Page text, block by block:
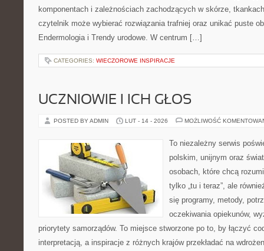
komponentach i zależnościach zachodzących w skórze,
czytelnik może wybierać rozwiązania trafniej oraz unikać puste
Endermologia i Trendy urodowe. W centrum […]
CATEGORIES: WIECZOROWE INSPIRACJE
UCZNIOWIE I ICH GŁOS
POSTED BY ADMIN LUT - 14 - 2026 MOŻLIWOŚĆ
To niezależny serwis
polskim, unijnym oraz
osobach, które chcą
tylko „tu i teraz”, ale
się programy, metody,
oczekiwania opiekunów,
priorytety samorządów. To miejsce stworzone po to, by łączyć
interpretacją, a inspiracje z różnych krajów przekładać na